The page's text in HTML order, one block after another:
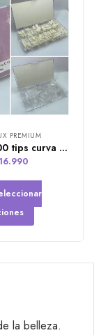
PREMIUM
Caja de 500 tips curva C marca NAILUX PREMIUM
16.990
la belleza.